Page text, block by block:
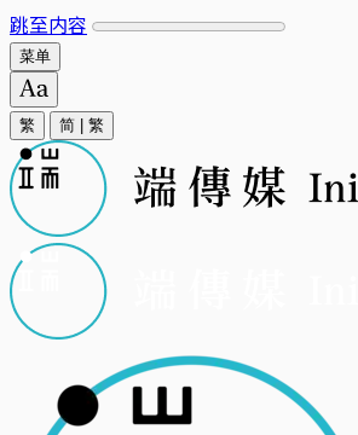
跳至内容
菜单
繁 简 繁